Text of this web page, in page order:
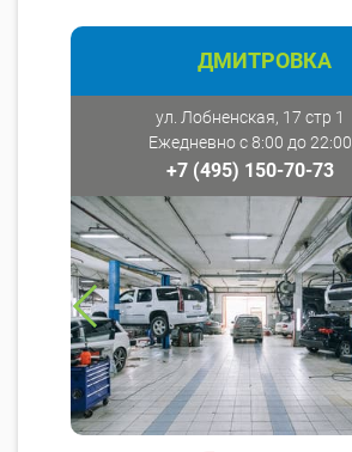
ДМИТРОВКА
ул. Лобненская, 17 стр 1
Ежедневно с 8:00 до 22:00
+7 (495) 150-70-73